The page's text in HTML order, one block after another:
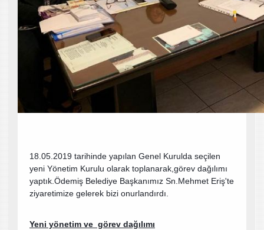
18.05.2019 tarihinde yapılan Genel Kurulda seçilen
yeni Yönetim Kurulu olarak toplanarak,görev dağılımı
yaptık.Ödemiş Belediye Başkanımız Sn.Mehmet Eriş'te
ziyaretimize gelerek bizi onurlandırdı.
Yeni yönetim ve görev dağılımı